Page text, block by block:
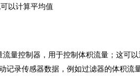
以计算平均值
量控制器，用于控制体积流量；这可
记录传感器数据，例如过滤器的体积流量